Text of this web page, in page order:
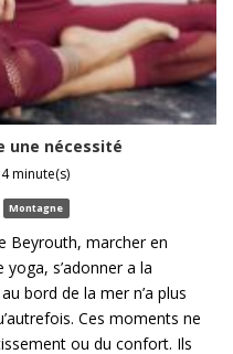
une nécessité
minute(s)
Montagne
Beyrouth, marcher en
s’adonner a la
bord de la mer n’a plus
Ces moments ne
ou du confort. Ils